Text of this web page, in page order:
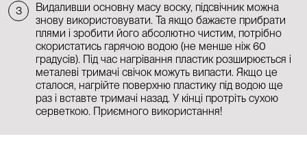
3
Видаливши основну масу воску, підсвічник можна
знову використовувати. Та якщо бажаєте прибрати
плями і зробити його абсолютно чистим, потрібно
скористатись гарячою водою (не менше ніж 60
градусів). Під час нагрівання пластик розширюється і
металеві тримачі свічок можуть випасти. Якщо це
сталося, нагрійте поверхню пластику під водою ще
раз і вставте тримачі назад. У кінці протріть сухою
серветкою. Приємного використання!